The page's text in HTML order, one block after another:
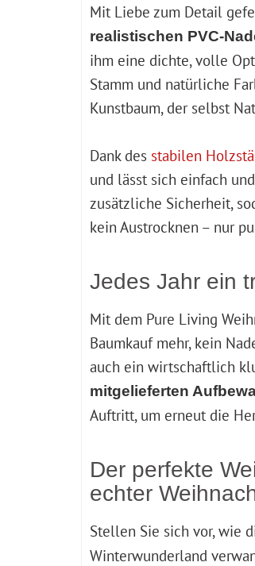
Mit Liebe zum Detail
realistischen PVC-
ihm eine dichte, volle
Stamm und natürliche
Kunstbaum, der selbst
Dank des stabilen
und lässt sich einfach
zusätzliche Sicherheit,
kein Austrocknen – nur
Jedes Jahr ein
Mit dem Pure Living
Baumkauf mehr, kein
auch ein wirtschaftlich
mitgelieferten
Auftritt, um erneut die
Der perfekte
echter
Stellen Sie sich vor, wie
Winterwunderland